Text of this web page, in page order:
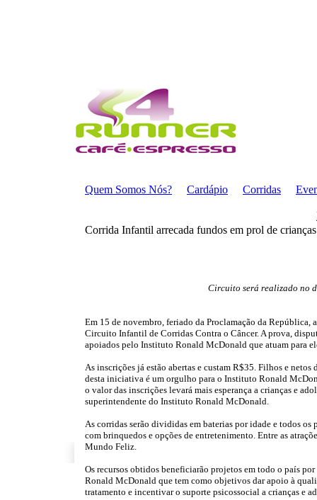
Quem Somos Nós? Cardápio Corridas
Corrida Infantil arrecada fundos em prol de
Circuito será realizado no
Em 15 de novembro, feriado da Proclamação da República,
Circuito Infantil de Corridas Contra o Câncer. A prova,
apoiados pelo Instituto Ronald McDonald que atuam para
As inscrições já estão abertas e custam R$35. Filhos e
desta iniciativa é um orgulho para o Instituto Ronald
o valor das inscrições levará mais esperança a crianças e
superintendente do Instituto Ronald McDonald.
As corridas serão divididas em baterias por idade e todos
com brinquedos e opções de entretenimento. Entre as
Mundo Feliz.
Os recursos obtidos beneficiarão projetos em todo o país
Ronald McDonald que tem como objetivos dar apoio à
tratamento e incentivar o suporte psicossocial a crianças e